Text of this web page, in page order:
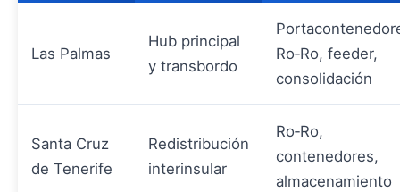
Las Palmas
Hub principal
y transbordo
Ro‑Ro, feeder,
consolidación
Santa Cruz
de Tenerife
Redistribución
interinsular
Ro‑Ro,
contenedores,
almacenamiento